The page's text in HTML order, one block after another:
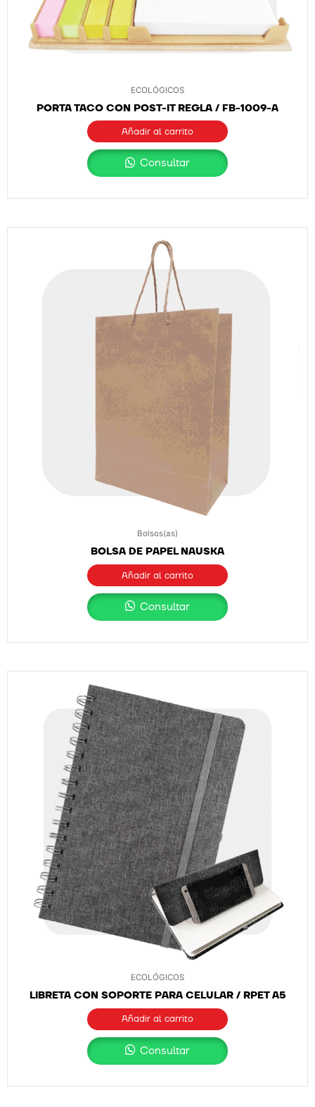
ECOLÓGICOS
PORTA TACO CON POST-IT REGLA / FB-1009-A
Añadir al carrito
Consultar
Bolsos(as)
BOLSA DE PAPEL NAUSKA
Añadir al carrito
Consultar
ECOLÓGICOS
LIBRETA CON SOPORTE PARA CELULAR / RPET A5
Añadir al carrito
Consultar